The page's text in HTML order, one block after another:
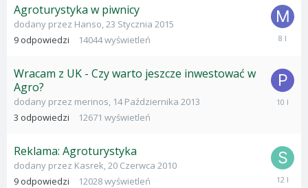
Agroturystyka w piwnicy
dodany przez Hanso,23 Stycznia 2015
9 odpowiedzi 14044wyświetleń
26
Wracam z UK - Czy warto jeszcze inwestować w
Agro?
dodany przez merinos, 14 Października 2013
3 odpowiedzi 12671 wyświetleń
12
Reklama: Agroturystyka
dodany przez Kasrek,20 Czerwca 2010
9 odpowiedzi 12028wyświetleń
24